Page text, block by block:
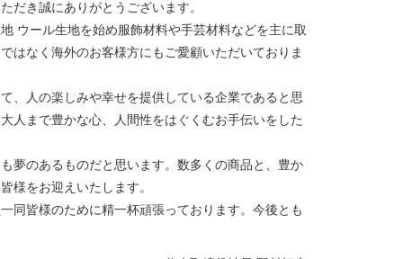
だき誠にありがとうございます。
ウール生地を始め服飾材料や手芸材料などを主に取
はなく海外のお客様方にもご愛顧いただいておりま
、人の楽しみや幸せを提供している企業であると思
人まで豊かな心、人間性をはぐくむお手伝いをした
夢のあるものだと思います。数多くの商品と、豊か
様をお迎えいたします。
同皆様のために精一杯頑張っております。今後とも